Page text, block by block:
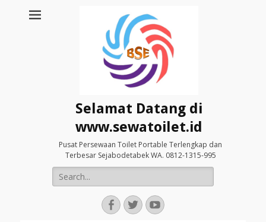
Selamat Datang di
www.sewatoilet.id
Pusat Persewaan Toilet Portable Terlengkap dan
Terbesar Sejabodetabek WA. 0812-1315-995
Search
for:
Facebook
TwitterYouTube